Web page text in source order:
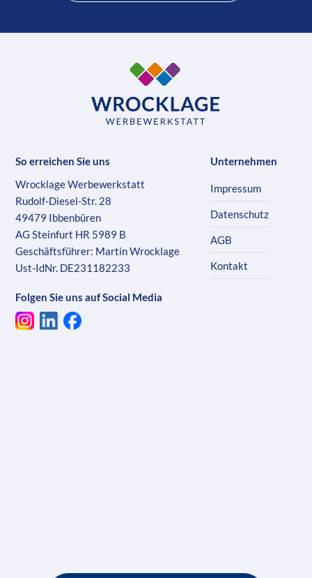
So erreichen Sie uns
Wrocklage Werbewerkstatt
Rudolf-Diesel-Str. 28
49479 Ibbenbüren
AG Steinfurt HR 5989 B
Geschäftsführer: Martin Wrocklage
Ust-IdNr. DE231182233
Folgen Sie uns auf Social Media
Unternehmen
Impressum
Datenschutz
AGB
Kontakt